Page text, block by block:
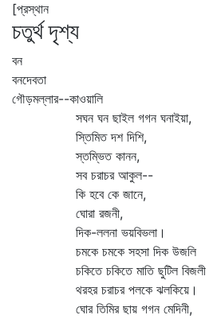
[প্রস্থান
চতুর্থ দৃশ্য
বন
বনদেবতা
গৌড়মল্লার--কাওয়ালি
সঘন ঘন ছাইল গগন ঘনাইয়া,
স্তিমিত দশ দিশি,
স্তম্ভিত কানন,
সব চরাচর আকুল--
কি হবে কে জানে,
ঘোরা রজনী,
দিক-ললনা ভয়বিভলা।
চমকে চমকে সহসা দিক উজলি
চকিতে চকিতে মাতি ছুটিল বিজলী
থরহর চরাচর পলকে ঝলকিয়ে।
ঘোর তিমির ছায় গগন মেদিনী,